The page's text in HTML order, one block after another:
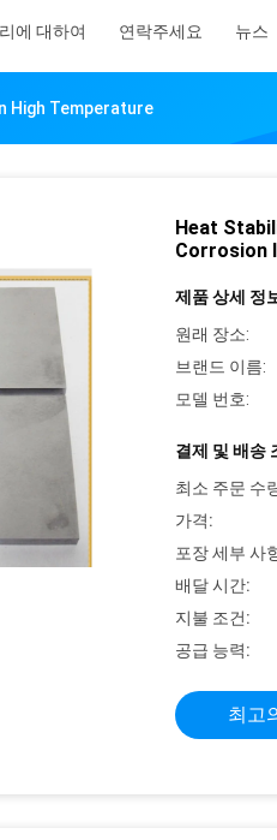
에 대하여 연락주세요 뉴스
High Temperature
Heat
Corrosion
제품 상세 정
원래 장소:
브랜드 이름:
모델 번호:
결제 및 배송
최소 주문 수
가격:
포장 세부 사
배달 시간:
지불 조건:
공급 능력:
최고